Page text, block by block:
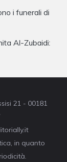
i funerali di
Al-Zubaidi:
21 - 00181
in quanto